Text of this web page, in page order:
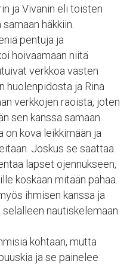
ja Vivanin eli toisten
häkkiin.
pentuja ja
hoivaamaan niitä
verkkoa vasten
huolenpidosta ja Rina
verkkojen raoista, joten
sen kanssa samaan
on kova leikkimään ja
Joskus se saattaa
lapset ojennukseen,
koskaan mitään pahaa.
ihmisen kanssa ja
nautiskelemaan
kohtaan, mutta
ja se painelee